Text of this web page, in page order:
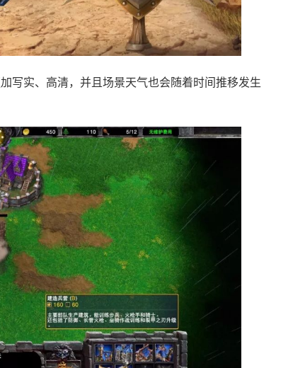
写实、高清，并且场景天气也会随着时间推移发生